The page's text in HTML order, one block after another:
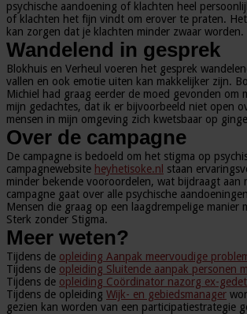
psychische aandoening of klachten heel
of klachten het fijn vindt om erover te praten.
kan zorgen dat je klachten minder zwaar worden.
Wandelend in gesprek
Blokhuis en Verheul voeren het gesprek
vallen en ook emotie uiten kan makkelijker zijn.
Michiel had graag eerder de moed gevonden
mijn gedachtes, dat ik er bijvoorbeeld niet open
mensen in mijn omgeving zich kwetsbaar op
Over de campagne
De campagne is bedoeld om het stigma op
campagnewebsite heyhetisoke.nl staan
minder bekende vooroordelen, wat bijdraagt aan
campagne gaat over alle psychische
Mensen die graag op een laagdrempelige
Sterk zonder Stigma.
Meer weten?
Tijdens de opleiding Aanpak meervoudige
Tijdens de opleiding Sluitende aanpak personen
Tijdens de opleiding Coördinator nazorg ex-
Tijdens de opleiding Wijk- en gebiedsmanager
gezien kan worden van een participatiestrategie